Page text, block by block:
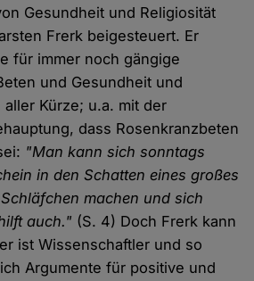
Gesundheit und Religiosität
Frerk beigesteuert. Er
für immer noch gängige
und Gesundheit und
Kürze; u.a. mit der
dass Rosenkranzbeten
"Man kann sich sonntags
in den Schatten eines großes
machen und sich
auch." (S. 4) Doch Frerk kann
ist Wissenschaftler und so
Argumente für positive und